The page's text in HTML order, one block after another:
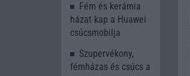
Fém és kerámia
házat kap a Huawei
csúcsmobilja
Szupervékony,
fémházas és csúcs a